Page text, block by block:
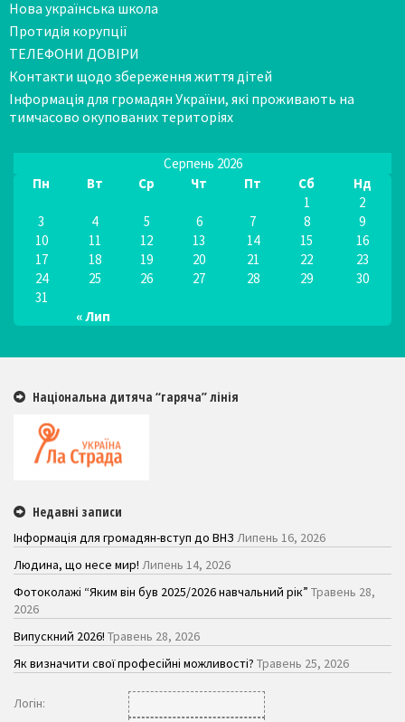
Нова українська школа
Протидія корупції
ТЕЛЕФОНИ ДОВІРИ
Контакти щодо збереження життя дітей
Інформація для громадян України, які проживають на
тимчасово окупованих територіях
Серпень 2026
Пн
Вт Ср Чт Пт Сб Нд
« Лип
1
2
3
4 5 6 7 8
9
10
11 12 13 14 15
16
17
18 19 20 21 22
23
24
25 26 27 28 29
30
31
Національна дитяча “гаряча” лінія
Недавні записи
Інформація для громадян-вступ до ВНЗ Липень 16, 2026
Людина, що несе мир! Липень 14, 2026
Фотоколажі “Яким він був 2025/2026 навчальний рік” Травень 28,
2026
Випускний 2026! Травень 28, 2026
Як визначити свої професійні можливості? Травень 25, 2026
Логiн: